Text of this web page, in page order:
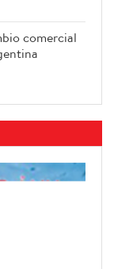
comercial